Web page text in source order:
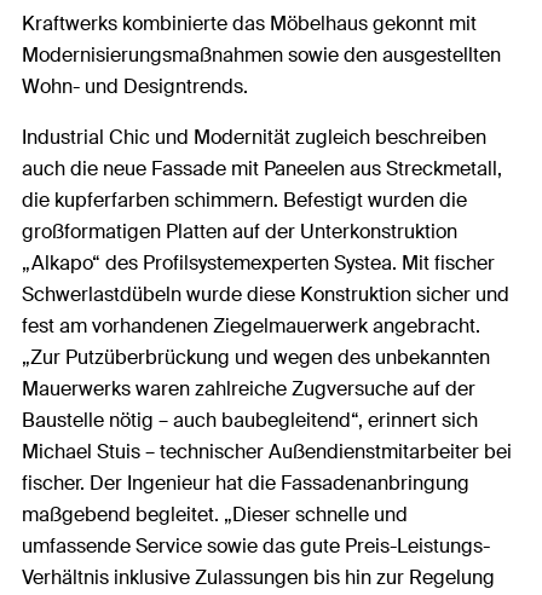
Kraftwerks kombinierte das Möbelhaus gekonnt mit
Modernisierungsmaßnahmen sowie den ausgestellten
Wohn- und Designtrends.
Industrial Chic und Modernität zugleich beschreiben
auch die neue Fassade mit Paneelen aus Streckmetall,
die kupferfarben schimmern. Befestigt wurden die
großformatigen Platten auf der Unterkonstruktion
„Alkapo“ des Profilsystemexperten Systea. Mit fischer
Schwerlastdübeln wurde diese Konstruktion sicher und
fest am vorhandenen Ziegelmauerwerk angebracht.
„Zur Putzüberbrückung und wegen des unbekannten
Mauerwerks waren zahlreiche Zugversuche auf der
Baustelle nötig – auch baubegleitend“, erinnert sich
Michael Stuis – technischer Außendienstmitarbeiter bei
fischer. Der Ingenieur hat die Fassadenanbringung
maßgebend begleitet. „Dieser schnelle und
umfassende Service sowie das gute Preis-Leistungs-
Verhältnis inklusive Zulassungen bis hin zur Regelung